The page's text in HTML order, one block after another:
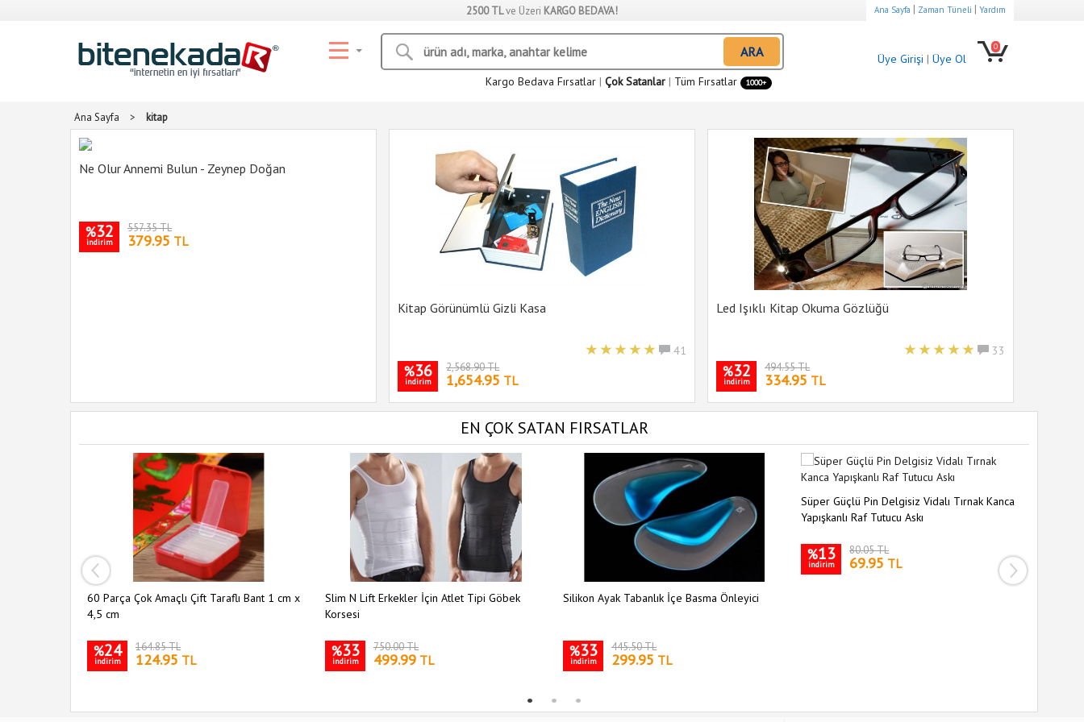
2500 TLve Üzeri KARGO BEDAVA! Ana Sayfa | Zaman Tüneli | Yardım
ARA
Kargo Bedava Fırsatlar | Çok Satanlar | Tüm Fırsatlar 1000+
Üye Girişi | Üye Ol
0
Ana Sayfa > kitap
Ne Olur Annemi Bulun - Zeynep Doğan
%32
indirim
557.35 TL
379.95 TL
Kitap Görünümlü Gizli Kasa
41
%36
indirim
2,568.90 TL
1,654.95 TL
Led Işıklı Kitap Okuma Gözlüğü
33
%32
indirim
494.55 TL
334.95 TL
EN ÇOK SATAN FIRSATLAR
60 Parça Çok Amaçlı Çift Taraflı Bant 1 cm x
4,5 cm
%24
indirim
164.85 TL
124.95 TL
Slim N Lift Erkekler İçin Atlet Tipi Göbek
Korsesi
%33
indirim
750.00 TL
499.99 TL
Silikon Ayak Tabanlık İçe Basma Önleyici
%33
indirim
445.50 TL
299.95 TL
Süper Güçlü Pin Delgisiz Vidalı Tırnak Kanca
Yapışkanlı Raf Tutucu Askı
%13
indirim
80.05 TL
69.95 TL